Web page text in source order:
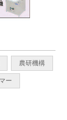
農研機構
ー